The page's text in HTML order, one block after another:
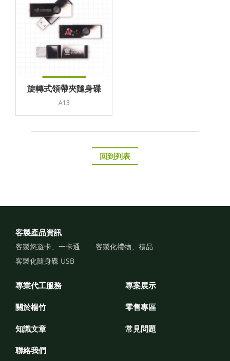
旋轉式領帶夾隨身碟
A13
回到列表
客製產品資訊
客製悠遊卡、一卡通
客製化禮物、禮品
客製化隨身碟 USB
專業代工服務 專案展示
關於楊竹 零售專區
知識文章 常見問題
聯絡我們